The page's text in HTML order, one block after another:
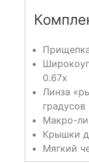
0.67x
Линза
градусов
Макро-
Крышки
Мягкий